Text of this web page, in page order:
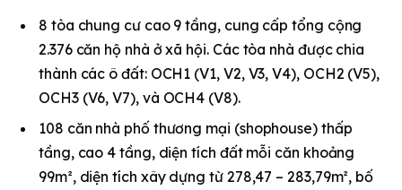
8 tòa chung cư cao 9 tầng, cung cấp tổng cộng
2.376 căn hộ nhà ở xã hội. Các tòa nhà được chia
thành các ô đất: OCH1 (V1, V2, V3, V4), OCH2 (V5),
OCH3 (V6, V7), và OCH4 (V8).
108 căn nhà phố thương mại (shophouse) thấp
tầng, cao 4 tầng, diện tích đất mỗi căn khoảng
99m², diện tích xây dựng từ 278,47 – 283,79m², bố